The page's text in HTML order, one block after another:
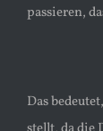
passieren,
Das